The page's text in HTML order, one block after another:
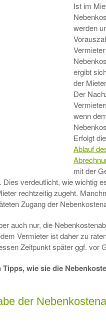
Ist im
werden
ergibt
der
Der
wenn
Erfolgt
Ablauf
mit der
verdeutlicht, wie wichtig
rechtzeitig zugeht.
Zugang der
auch nur, die
Vermieter ist daher zu
Zeitpunkt später ggf. vor
wie sie die
der